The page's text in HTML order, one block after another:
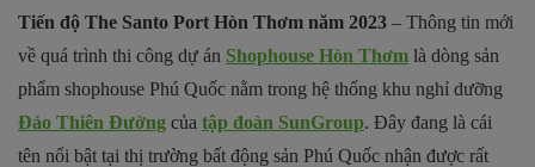
Tiến độ The Santo Port Hòn Thơm năm 2023 – Thông tin mới
về quá trình thi công dự án Shophouse Hòn Thơm là dòng sản
phẩm shophouse Phú Quốc nằm trong hệ thống khu nghỉ dưỡng
Đảo Thiên Đường của tập đoàn SunGroup. Đây đang là cái
tên nổi bật tại thị trường bất động sản Phú Quốc nhận được rất